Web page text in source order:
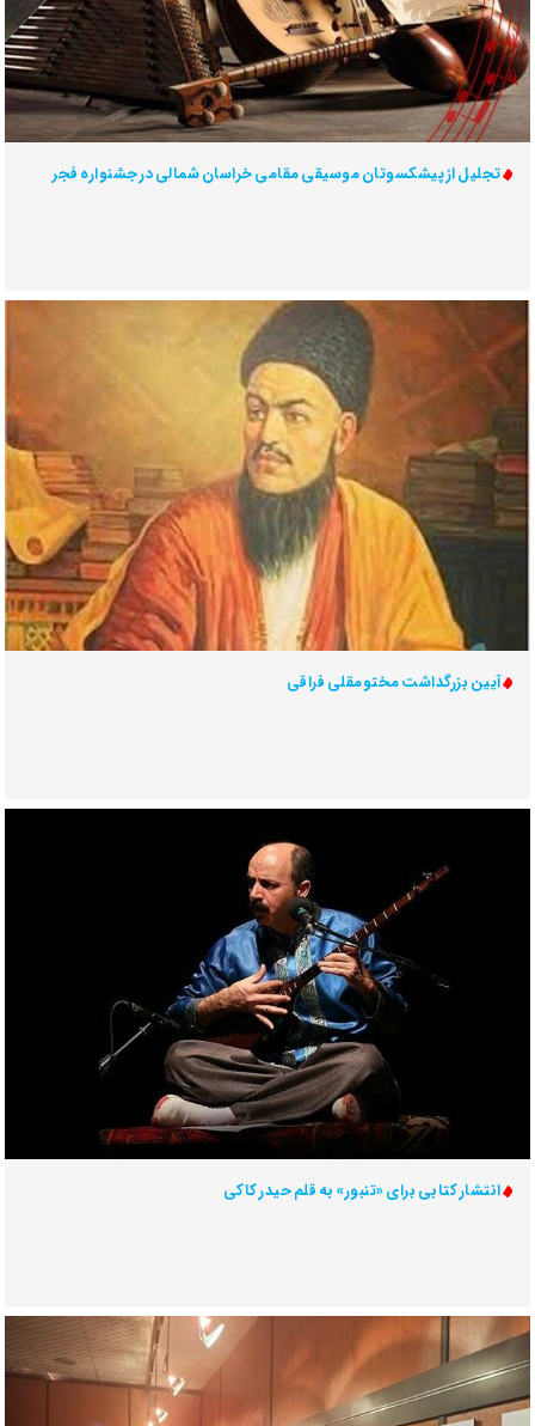
تجلیل از پیشکسوتان موسیقی مقامی خراسان شمالی در جشنواره فجر
آیین بزرگداشت مختومقلی فراقی
انتشار کتابی برای «تنبور» به قلم حیدر کاکی